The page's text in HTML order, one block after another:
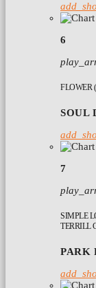
6
FLOWER
SOUL
7
SIMPLE
TERRILL
PARK